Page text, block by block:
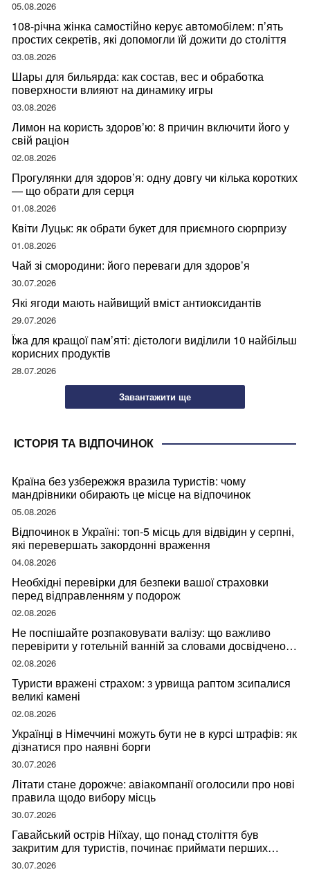
05.08.2026
108-річна жінка самостійно керує автомобілем: п’ять
простих секретів, які допомогли їй дожити до століття
03.08.2026
Шары для бильярда: как состав, вес и обработка
поверхности влияют на динамику игры
03.08.2026
Лимон на користь здоров’ю: 8 причин включити його у
свій раціон
02.08.2026
Прогулянки для здоров’я: одну довгу чи кілька коротких
— що обрати для серця
01.08.2026
Квіти Луцьк: як обрати букет для приємного сюрпризу
01.08.2026
Чай зі смородини: його переваги для здоров’я
30.07.2026
Які ягоди мають найвищий вміст антиоксидантів
29.07.2026
Їжа для кращої пам’яті: дієтологи виділили 10 найбільш
корисних продуктів
28.07.2026
Завантажити ще
ІСТОРІЯ ТА ВІДПОЧИНОК
Країна без узбережжя вразила туристів: чому
мандрівники обирають це місце на відпочинок
05.08.2026
Відпочинок в Україні: топ-5 місць для відвідин у серпні,
які перевершать закордонні враження
04.08.2026
Необхідні перевірки для безпеки вашої страховки
перед відправленням у подорож
02.08.2026
Не поспішайте розпаковувати валізу: що важливо
перевірити у готельній ванній за словами досвідченої
мандрівниці
02.08.2026
Туристи вражені страхом: з урвища раптом зсипалися
великі камені
02.08.2026
Українці в Німеччині можуть бути не в курсі штрафів: як
дізнатися про наявні борги
30.07.2026
Літати стане дорожче: авіакомпанії оголосили про нові
правила щодо вибору місць
30.07.2026
Гавайський острів Ніїхау, що понад століття був
закритим для туристів, починає приймати перших
відвідувачів
30.07.2026